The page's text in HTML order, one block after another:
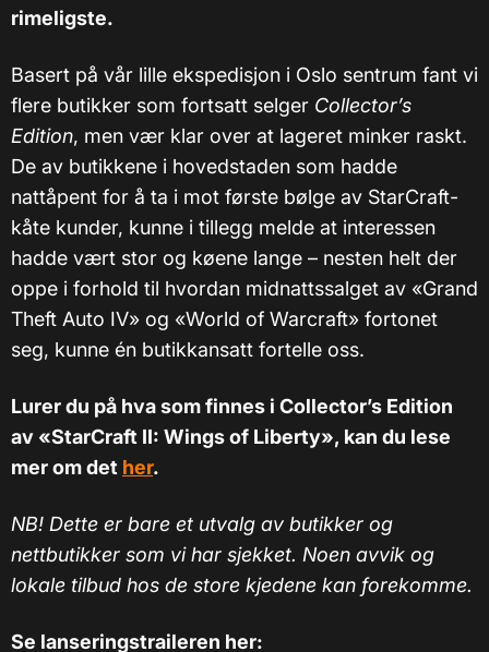
rimeligste.
Basert på vår lille ekspedisjon i Oslo sentrum fant vi
flere butikker som fortsatt selger Collector’s
Edition, men vær klar over at lageret minker raskt.
De av butikkene i hovedstaden som hadde
nattåpent for å ta i mot første bølge av StarCraft-
kåte kunder, kunne i tillegg melde at interessen
hadde vært stor og køene lange – nesten helt der
oppe i forhold til hvordan midnattssalget av «Grand
Theft Auto IV» og «World of Warcraft» fortonet
seg, kunne én butikkansatt fortelle oss.
Lurer du på hva som finnes i Collector’s Edition
av «StarCraft II: Wings of Liberty», kan du lese
mer om det her.
NB! Dette er bare et utvalg av butikker og
nettbutikker som vi har sjekket. Noen avvik og
lokale tilbud hos de store kjedene kan forekomme.
Se lanseringstraileren her: